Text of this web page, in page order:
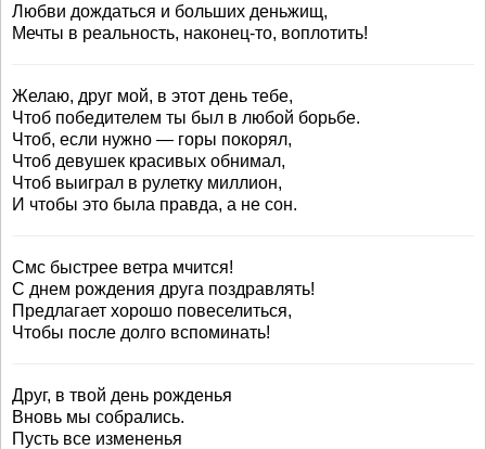
Любви дождаться и больших деньжищ,
Мечты в реальность, наконец-то, воплотить!
Желаю, друг мой, в этот день тебе,
Чтоб победителем ты был в любой борьбе.
Чтоб, если нужно — горы покорял,
Чтоб девушек красивых обнимал,
Чтоб выиграл в рулетку миллион,
И чтобы это была правда, а не сон.
Смс быстрее ветра мчится!
С днем рождения друга поздравлять!
Предлагает хорошо повеселиться,
Чтобы после долго вспоминать!
Друг, в твой день рожденья
Вновь мы собрались.
Пусть все измененья